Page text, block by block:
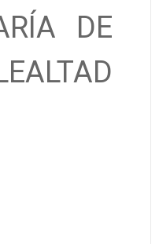
DE